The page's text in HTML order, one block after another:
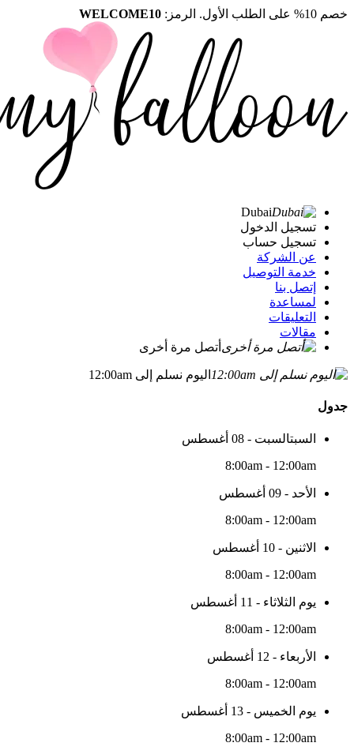
خصم 10% على الطلب الأول. الرمز: WELCOME10
Dubai
تسجيل الدخول
تسجيل حساب
عن الشركة
خدمة التوصيل
إتصل بنا
لمساعدة
التعليقات
مقالات
أتصل مرة أخرى
اليوم نسلم إلى 12:00am
جدول
السبتالسبت - 08 أغسطس
8:00am - 12:00am
الأحد - 09 أغسطس
8:00am - 12:00am
الاثنين - 10 أغسطس
8:00am - 12:00am
يوم الثلاثاء - 11 أغسطس
8:00am - 12:00am
الأربعاء - 12 أغسطس
8:00am - 12:00am
يوم الخميس - 13 أغسطس
8:00am - 12:00am